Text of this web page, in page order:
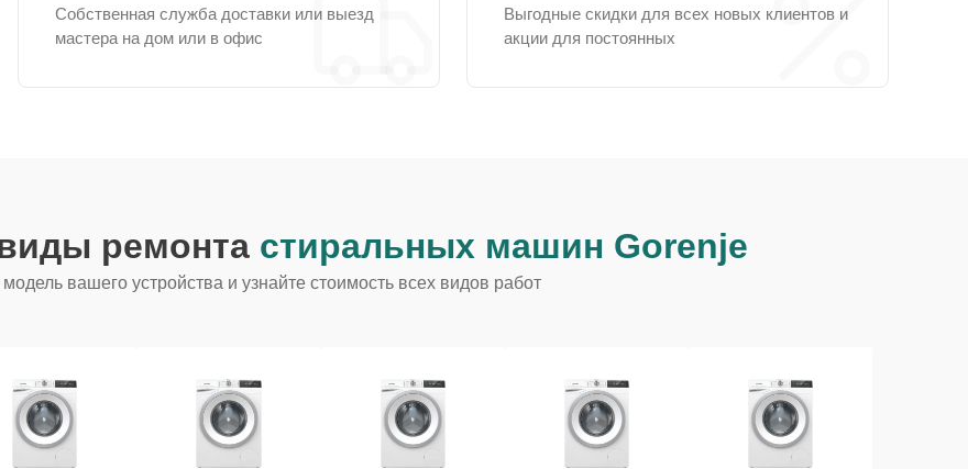
Собственная служба доставки или выезд
мастера на дом или в офис
Выгодные скидки для всех новых клиентов и
акции для постоянных
ремонта стиральных машин Gorenje
вашего устройства и узнайте стоимость всех видов работ